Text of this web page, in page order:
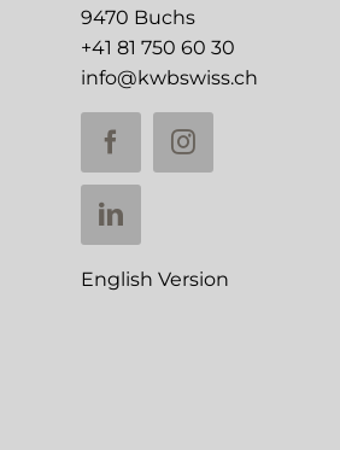
9470 Buchs
+41 81 750 60 30
info@kwbswiss.ch
English Version